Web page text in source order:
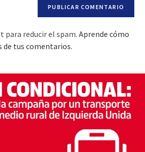
para reducir el spam. Aprende cómo
de tus comentarios.